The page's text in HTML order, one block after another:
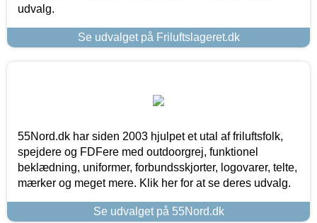
udvalg.
Se udvalget på Friluftslageret.dk
55Nord.dk har siden 2003 hjulpet et utal af friluftsfolk,
spejdere og FDFere med outdoorgrej, funktionel
beklædning, uniformer, forbundsskjorter, logovarer, telte,
mærker og meget mere. Klik her for at se deres udvalg.
Se udvalget på 55Nord.dk